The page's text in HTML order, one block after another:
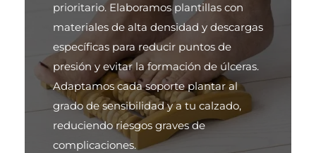
prioritario. Elaboramos plantillas con
materiales de alta densidad y descargas
específicas para reducir puntos de
presión y evitar la formación de úlceras.
Adaptamos cada soporte plantar al
grado de sensibilidad y a tu calzado,
reduciendo riesgos graves de
complicaciones.